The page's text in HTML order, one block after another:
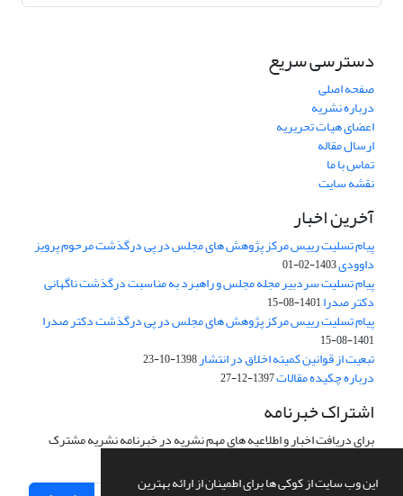
این وب سایت از کوکی ها برای اطمینان از ارائه بهترین
دسترسی سریع
صفحه اصلی
درباره نشریه
اعضای هیات تحریریه
ارسال مقاله
تماس با ما
نقشه سایت
آخرین اخبار
پیام تسلیت رییس مرکز پژوهش های مجلس در پی درگذشت مرحوم پرویز
داوودی1403-02-01
پیام تسلیت سردبیر مجله مجلس و راهبرد به مناسبت درگذشت ناگهانی
دکتر صدرا1401-08-15
پیام تسلیت رییس مرکز پژوهش های مجلس در پی درگذشت دکتر صدرا
1401-08-15
تبعیت از قوانین کمیته اخلاق در انتشار1398-10-23
درباره چکیده مقالات1397-12-27
اشتراک خبرنامه
برای دریافت اخبار و اطلاعیه های مهم نشریه در خبرنامه نشریه مشترک